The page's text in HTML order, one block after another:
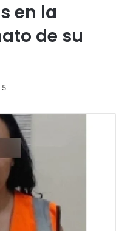
en la
de su
5